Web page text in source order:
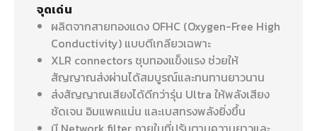
จุดเด่น
ผลิตจากสายทองแดง OFHC (Oxygen-Free High
Conductivity) แบบตีเกลียวเฉพาะ
XLR connectors ชุบทองแข็งแรง ช่วยให้
สัญญาณส่งผ่านได้สมบูรณ์และทนทานยาวนาน
ส่งสัญญาณเสียงได้ดีกว่ารุ่น Ultra ให้พลังเสียง
ชัดเจน อิมแพคแน่น และเบสทรงพลังยิ่งขึ้น